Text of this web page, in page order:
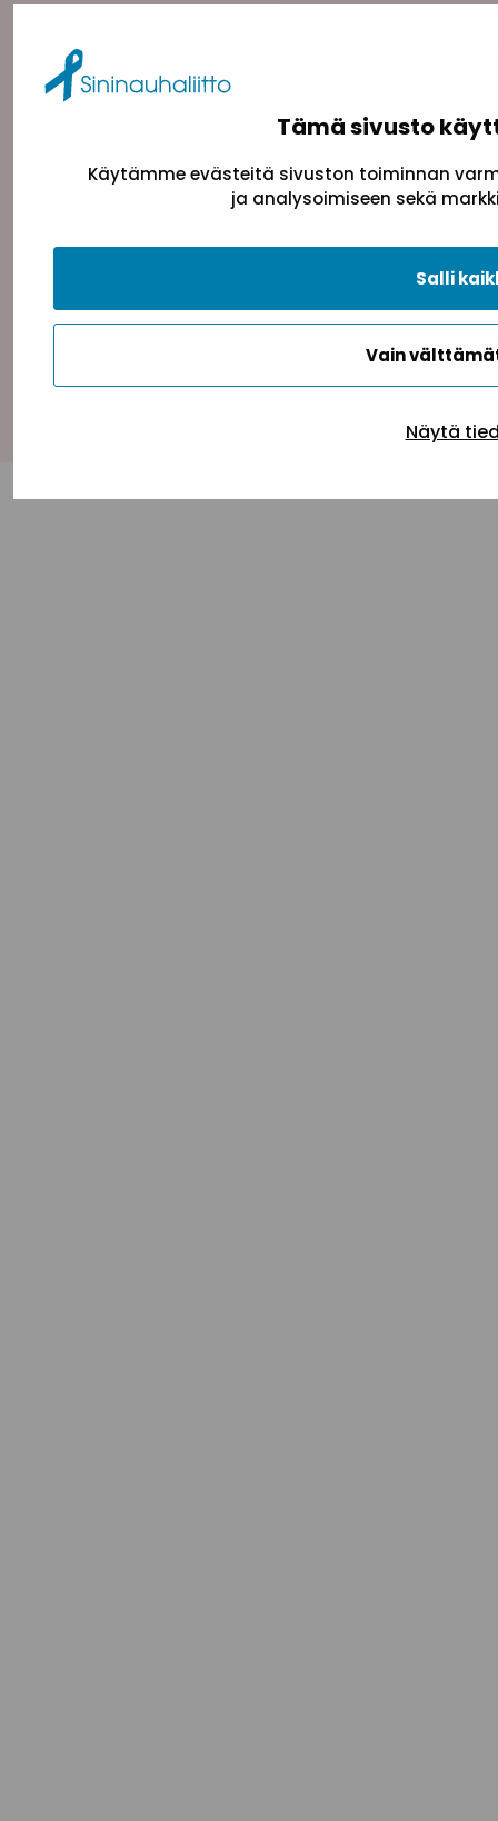
Tämä sivusto
Käytämme evästeitä sivuston toiminnan
ja analysoimiseen sekä
Vain
Salli
Näytä
Takaisin ylös